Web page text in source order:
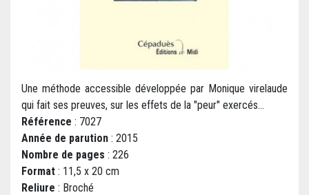
Une méthode accessible développée par Monique virelaude
qui fait ses preuves, sur les effets de la "peur" exercés...
Référence : 7027
Année de parution : 2015
Nombre de pages : 226
Format : 11,5 x 20 cm
Reliure : Broché